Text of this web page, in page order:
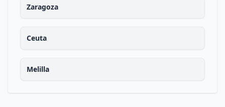
Zaragoza
Ceuta
Melilla